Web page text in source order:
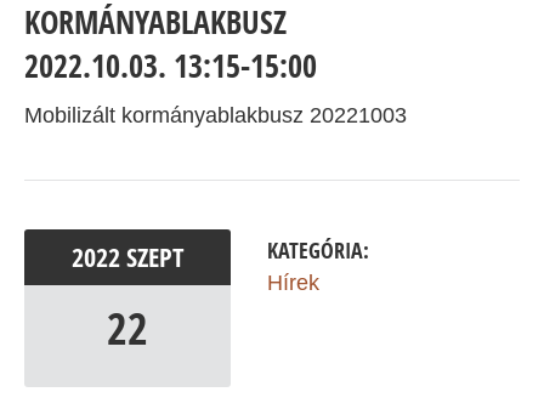
KORMÁNYABLAKBUSZ
2022.10.03. 13:15-15:00
Mobilizált kormányablakbusz 20221003
2022SZEPT
22
KATEGÓRIA:
Hírek